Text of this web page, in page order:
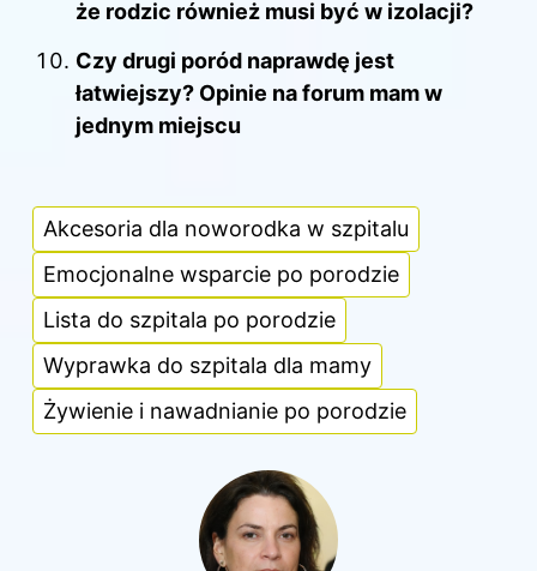
że rodzic również musi być w izolacji?
Czy drugi poród naprawdę jest
łatwiejszy? Opinie na forum mam w
jednym miejscu
Akcesoria dla noworodka w szpitalu
Emocjonalne wsparcie po porodzie
Lista do szpitala po porodzie
Wyprawka do szpitala dla mamy
Żywienie i nawadnianie po porodzie